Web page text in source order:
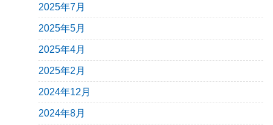
2025年7月
2025年5月
2025年4月
2025年2月
2024年12月
2024年8月